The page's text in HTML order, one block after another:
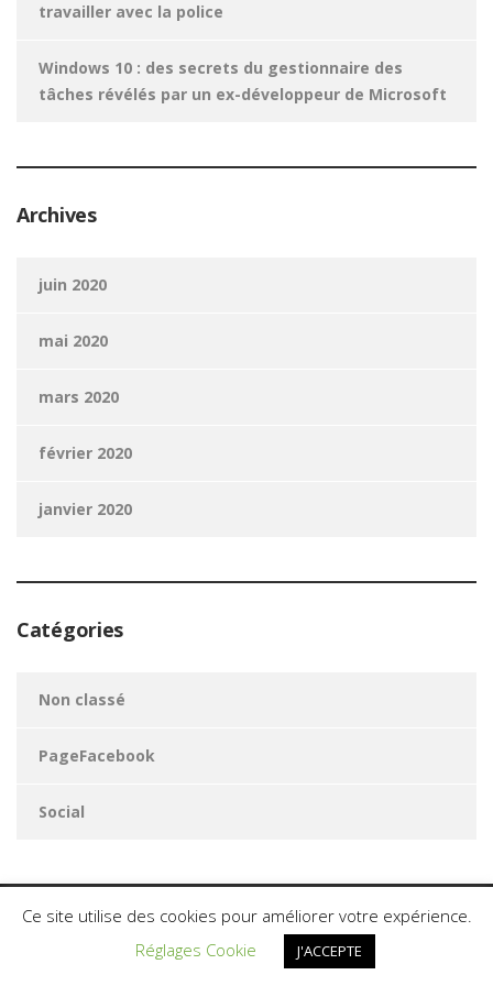
travailler avec la police
Windows 10 : des secrets du gestionnaire des
tâches révélés par un ex-développeur de Microsoft
Archives
juin 2020
mai 2020
mars 2020
février 2020
janvier 2020
Catégories
Non classé
PageFacebook
Social
AomServices2020. Tous les droits sont réservés.©
Ce site utilise des cookies pour améliorer votre expérience.
Réglages Cookie
J'ACCEPTE